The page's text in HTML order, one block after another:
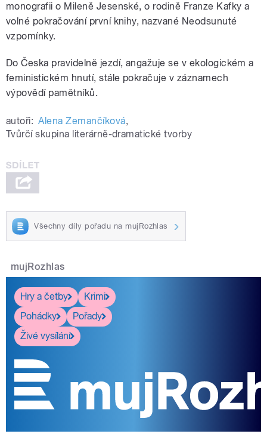
monografii o Mileně Jesenské, o rodině Franze Kafky a
volné pokračování první knihy, nazvané Neodsunuté
vzpomínky.
Do Česka pravidelně jezdí, angažuje se v ekologickém a
feministickém hnutí, stále pokračuje v záznamech
výpovědí pamětníků.
autoři: Alena Zemančíková,
Tvůrčí skupina literárně-dramatické tvorby
Všechny díly pořadu na mujRozhlas
mujRozhlas
Hry a četby
Krimi
Pohádky
Pořady
Živé vysílání